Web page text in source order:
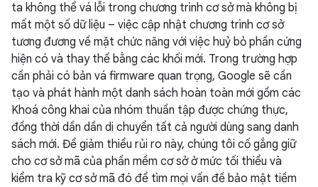
ta không thể vá lỗi trong chương trình cơ sở mà không bị
mất một số dữ liệu – việc cập nhật chương trình cơ sở
tương đương về mặt chức năng với việc huỷ bỏ phần cứng
hiện có và thay thế bằng các khối mới. Trong trường hợp
cần phải có bản vá firmware quan trọng, Google sẽ cần
tạo và phát hành một danh sách hoàn toàn mới gồm các
Khoá công khai của nhóm thuần tập được chứng thực,
đồng thời dần dần di chuyển tất cả người dùng sang danh
sách mới. Để giảm thiểu rủi ro này, chúng tôi cố gắng giữ
cho cơ sở mã của phần mềm cơ sở ở mức tối thiểu và
kiểm tra kỹ cơ sở mã đó để tìm mọi vấn đề bảo mật tiềm